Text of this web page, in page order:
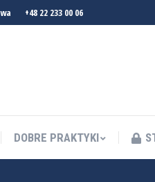
+48 22 233 00 06
DOBRE PRAKTYKI
DOBRE PRAKTYKI